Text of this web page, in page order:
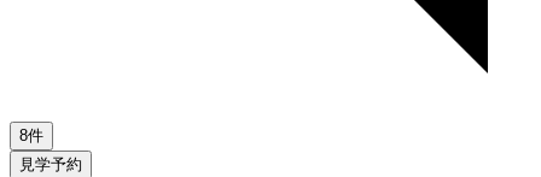
8件
見学予約